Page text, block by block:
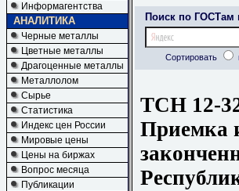
Информагентства
АНАЛИТИКА
Черные металлы
Цветные металлы
Драгоценные металлы
Металлолом
Сырье
Статистика
Индекс цен России
Мировые цены
Цены на биржах
Вопрос месяца
Публикации
Поиск по ГОСТам
Сортировать
ТСН 12-
Приемка